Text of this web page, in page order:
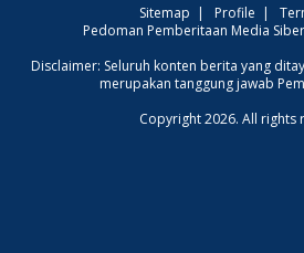
Sitemap | Profile |
Pedoman Pemberitaan Media Siber
Disclaimer: Seluruh konten berita yang
merupakan tanggung jawab
Copyright 2026. All rights